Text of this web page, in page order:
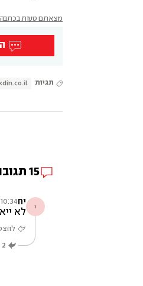
מצאתם טעות
תגיות
15
י יח10:34 | 01.04.22
לא
2